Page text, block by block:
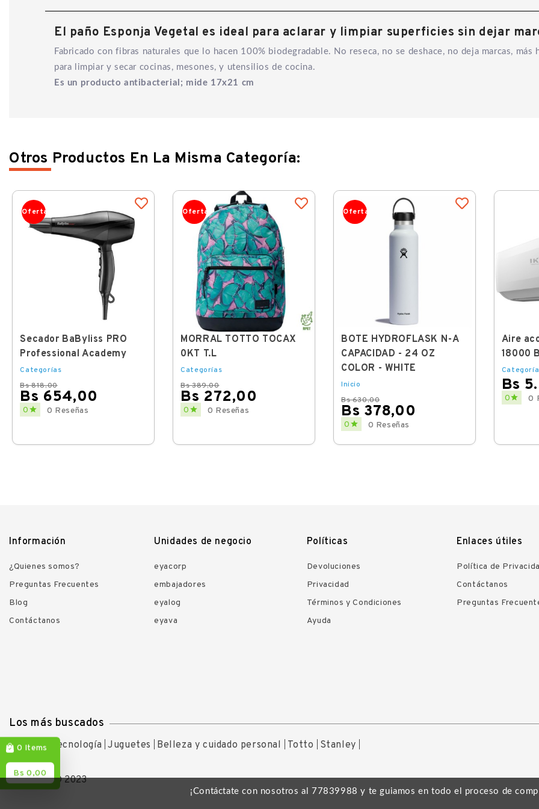
0 Items
Bs 0,00
El paño Esponja Vegetal es ideal para aclarar y limpiar superficies sin dejar
Fabricado con fibras naturales que lo hacen 100% biodegradable. No reseca, no se deshace, no deja marcas,
para limpiar y secar cocinas, mesones, y utensilios de cocina.
Es un producto antibacterial; mide 17x21 cm
Otros Productos En La Misma Categoría:
Oferta
Secador BaByliss PRO
Professional Academy
Categorías
Bs 818,00
Bs 654,00
Regular
price
Price
0  0 Reseñas
Oferta
MORRAL TOTTO TOCAX
0KT T.L
Categorías
Bs 389,00
Bs 272,00
Regular
price
Price
0  0 Reseñas
Oferta
BOTE HYDROFLASK N-A
CAPACIDAD - 24 OZ
COLOR - WHITE
Inicio
Bs 630,00
Bs 378,00
Regular
price
Price
0  0 Reseñas
Aire
18000
Bs
Price
0 0
¡Contáctate con nosotros al 77839988 y te guiamos en todo el proceso de
Información
¿Quienes somos?
Preguntas Frecuentes
Blog
Contáctanos
Unidades de negocio
eyacorp
embajadores
eyalog
eyava
Políticas
Devoluciones
Privacidad
Términos y Condiciones
Ayuda
Enlaces útiles
Política de
Contáctanos
Preguntas
Los más buscados
Ofertas Tecnología Juguetes Belleza y cuidado personal Totto Stanley
Copyright © 2023